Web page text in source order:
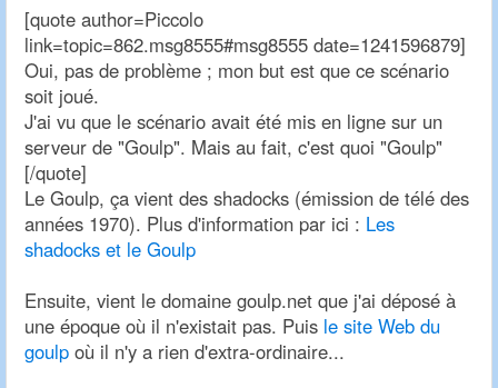
[quote author=Piccolo
link=topic=862.msg8555#msg8555 date=1241596879]
Oui, pas de problème ; mon but est que ce scénario
soit joué.
J'ai vu que le scénario avait été mis en ligne sur un
serveur de "Goulp". Mais au fait, c'est quoi "Goulp"
[/quote]
Le Goulp, ça vient des shadocks (émission de télé des
années 1970). Plus d'information par ici : Les
shadocks et le Goulp
Ensuite, vient le domaine goulp.net que j'ai déposé à
une époque où il n'existait pas. Puis le site Web du
goulp où il n'y a rien d'extra-ordinaire...